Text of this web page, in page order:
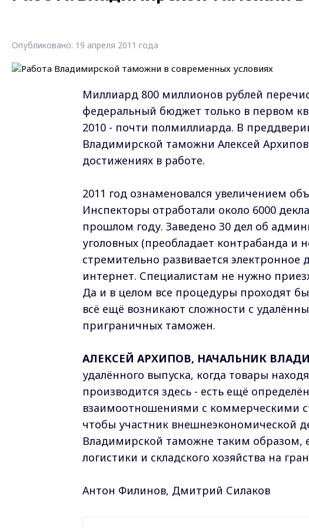
Опубликовано: 19 апреля 2011 года
Миллиард 800 миллионов рублей
федеральный бюджет только в первом
2010 - почти полмиллиарда. В
Владимирской таможни Алексей
достижениях в работе.
2011 год ознаменовался увеличением
Инспекторы отработали около 6000
прошлом году. Заведено 30 дел об
уголовных (преобладает контрабанда и
стремительно развивается
интернет. Специалистам не нужно
Да и в целом все процедуры проходят
всё ещё возникают сложности с
приграничных таможен.
АЛЕКСЕЙ АРХИПОВ, НАЧАЛЬНИК
удалённого выпуска, когда товары
производится здесь - есть ещё
взаимоотношениями с коммерческими
чтобы участник внешнеэкономической
Владимирской таможне таким образом,
логистики и складского хозяйства на
Антон Филинов, Дмитрий Силаков